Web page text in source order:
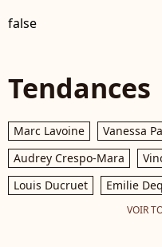
false
Tendances
Marc Lavoine Vanessa
Audrey Crespo-Mara
Louis Ducruet
Emilie
VOIR